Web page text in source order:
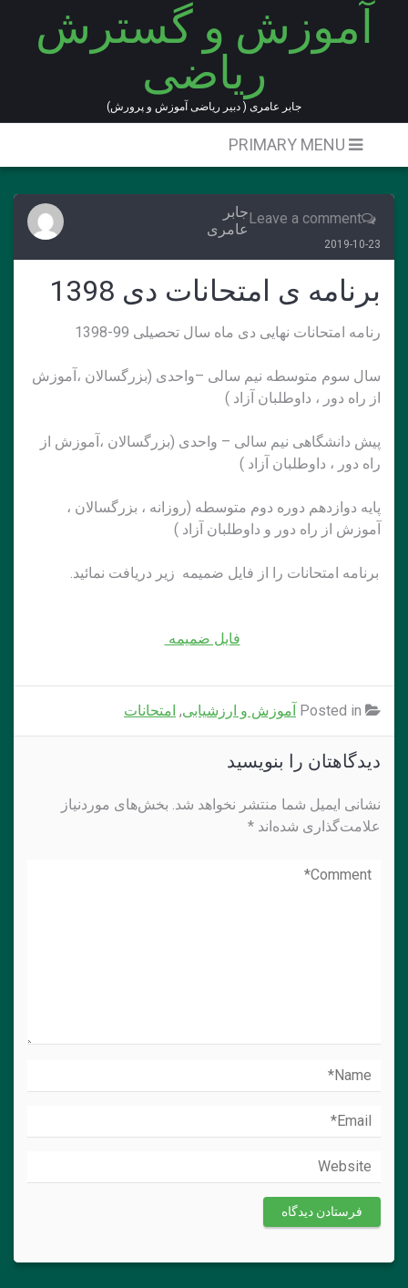
آموزش و گسترش
ریاضی
جابر عامری ( دبیر ریاضی آموزش و پرورش)
Leave a commentجابر
عامری
2019-10-23
برنامه ی امتحانات دی 1398
رنامه امتحانات نهایی دی ماه سال تحصیلی 99-1398
سال سوم متوسطه نیم سالی –واحدی (بزرگسالان ،آموزش
از راه دور ، داوطلبان آزاد )
پیش دانشگاهی نیم سالی – واحدی (بزرگسالان ،آموزش از
راه دور ، داوطلبان آزاد )
پایه دوازدهم دوره دوم متوسطه (روزانه ، بزرگسالان ،
آموزش از راه دور و داوطلبان آزاد )
برنامه امتحانات را از فایل ضمیمه زیر دریافت نمائید.
فایل ضمیمه
آموزش و ارزشیابی, امتحانات
دیدگاهتان را بنویسید
نشانی ایمیل شما منتشر نخواهد شد. بخش‌های موردنیاز
علامت‌گذاری شده‌اند *